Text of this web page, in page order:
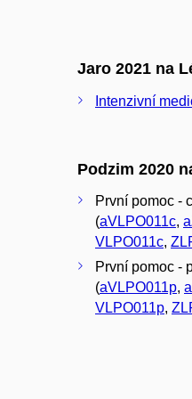
Jaro 2021 na
Intenzivní
Podzim 2020
První pomoc -
(aVLPO011c,
VLPO011c,
První pomoc -
(aVLPO011p,
VLPO011p,